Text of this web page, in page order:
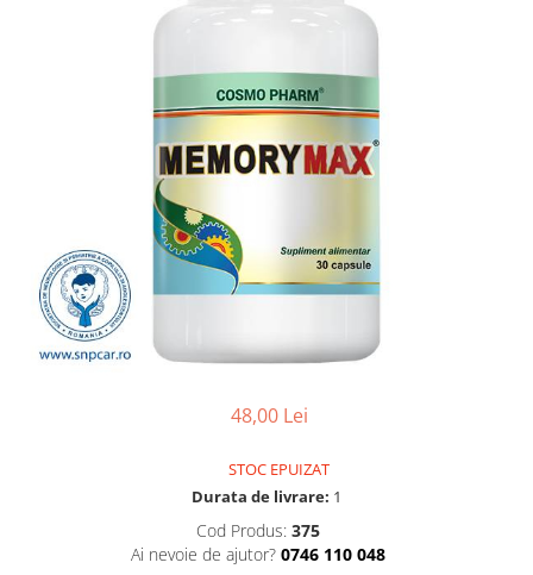
SUPLIMENTE HORMONALE
SUPLIMENTE CARDIO VASCULARE
HEPATOPROTECTOARE-BILA
SUPLIMENTE MEMORIE SI
SUPLIMENTE POTENȚĂ
SUPLIMENTE PROSTATĂ
SUPLIMENTE SLĂBIRE
SUPLIMENTE VITAMINE ȘI
MINERALE
SUPLIMENTE SOMN DEPRESIE
SUPLIMENTE COLESTEROL
SUPLIMENTE RĂCEALĂ- APARAT
RESPIRATOR ANTIVIRAL
SUPLIMENTE ANTIOXIDANȚI-
48,00 Lei
STOC EPUIZAT
Durata de livrare: 1
Cod Produs: 375
Ai nevoie de ajutor? 0746 110 048